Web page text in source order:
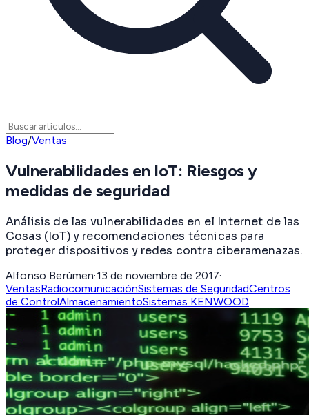
Blog/Ventas
Vulnerabilidades en IoT: Riesgos y
medidas de seguridad
Análisis de las vulnerabilidades en el Internet de las
Cosas (IoT) y recomendaciones técnicas para
proteger dispositivos y redes contra ciberamenazas.
Alfonso Berúmen·13 de noviembre de 2017·
VentasRadiocomunicaciónSistemas de SeguridadCentros
de ControlAlmacenamientoSistemas KENWOOD